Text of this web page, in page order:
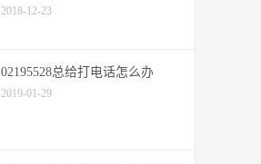
2018-12-23
02195528总给打电话怎么办
2019-01-29